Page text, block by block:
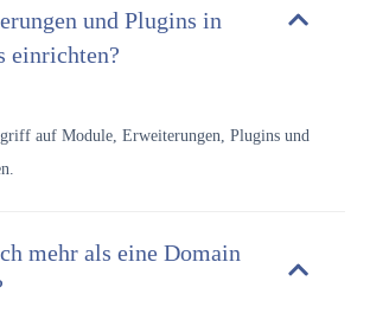
und Plugins in
einrichten?
auf Module, Erweiterungen, Plugins und
mehr als eine Domain